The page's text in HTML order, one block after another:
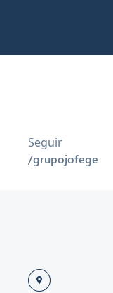
Seguir
/grupojofege